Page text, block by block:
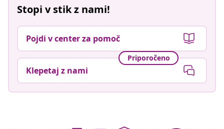
Stopi v stik z nami!
Pojdi v center za pomoč
Priporočeno
Klepetaj z nami